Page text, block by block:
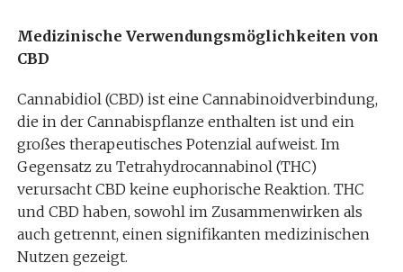
Medizinische Verwendungsmöglichkeiten von
CBD
Cannabidiol (CBD) ist eine Cannabinoidverbindung,
die in der Cannabispflanze enthalten ist und ein
großes therapeutisches Potenzial aufweist. Im
Gegensatz zu Tetrahydrocannabinol (THC)
verursacht CBD keine euphorische Reaktion. THC
und CBD haben, sowohl im Zusammenwirken als
auch getrennt, einen signifikanten medizinischen
Nutzen gezeigt.